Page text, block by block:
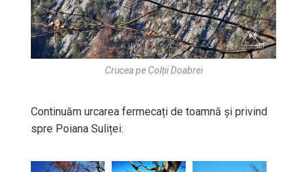
Crucea pe Colții Doabrei
Continuăm urcarea fermecați de toamnă și privind
spre Poiana Suliței: